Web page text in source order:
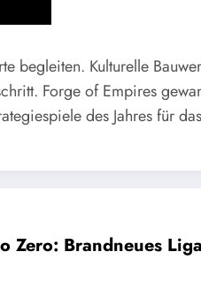
begleiten. Kulturelle
Forge of Empires
des Jahres für
Zero: Brandneues